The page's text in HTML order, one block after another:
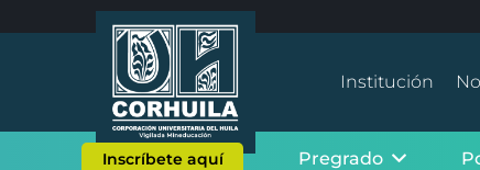
Institución
Inscríbete aquí Pregrado